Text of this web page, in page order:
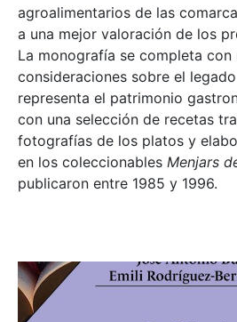
agroalimentarios de las
a una mejor valoración de los
La monografía se completa con
consideraciones sobre el
representa el patrimonio
con una selección de recetas
fotografías de los platos y
en los coleccionables Menjars
publicaron entre 1985 y 1996.